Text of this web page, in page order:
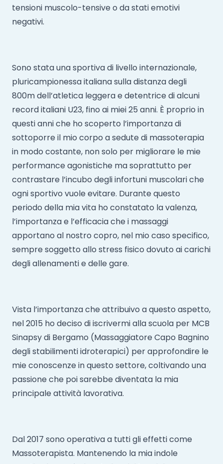
tensioni muscolo-tensive o da stati emotivi
negativi.
Sono stata una sportiva di livello internazionale,
pluricampionessa italiana sulla distanza degli
800m dell’atletica leggera e detentrice di alcuni
record italiani U23, fino ai miei 25 anni. È proprio in
questi anni che ho scoperto l’importanza di
sottoporre il mio corpo a sedute di massoterapia
in modo costante, non solo per migliorare le mie
performance agonistiche ma soprattutto per
contrastare l’incubo degli infortuni muscolari che
ogni sportivo vuole evitare. Durante questo
periodo della mia vita ho constatato la valenza,
l’importanza e l’efficacia che i massaggi
apportano al nostro copro, nel mio caso specifico,
sempre soggetto allo stress fisico dovuto ai carichi
degli allenamenti e delle gare.
Vista l’importanza che attribuivo a questo aspetto,
nel 2015 ho deciso di iscrivermi alla scuola per MCB
Sinapsy di Bergamo (Massaggiatore Capo Bagnino
degli stabilimenti idroterapici) per approfondire le
mie conoscenze in questo settore, coltivando una
passione che poi sarebbe diventata la mia
principale attività lavorativa.
Dal 2017 sono operativa a tutti gli effetti come
Massoterapista. Mantenendo la mia indole